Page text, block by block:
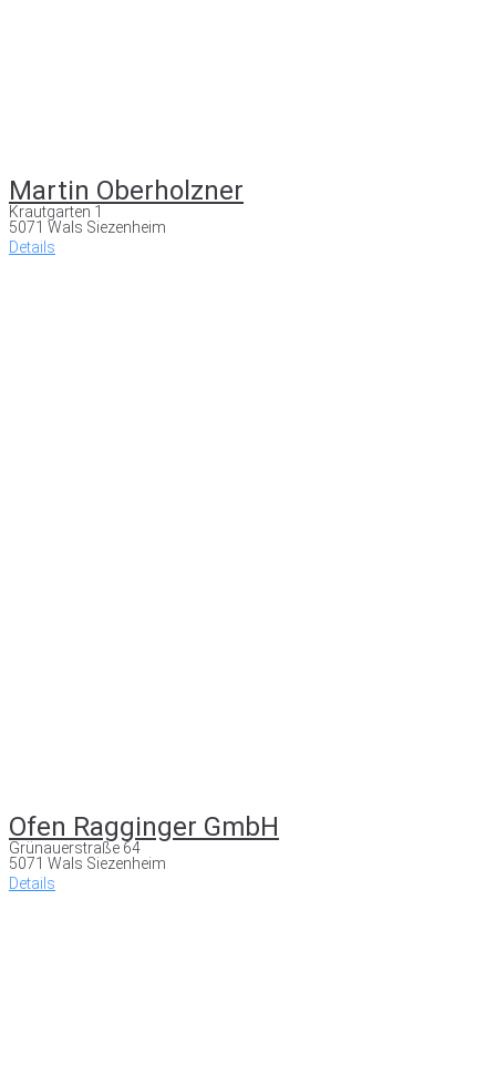
Martin Oberholzner
Krautgarten 1
5071 Wals Siezenheim
Details
Ofen Ragginger GmbH
Grünauerstraße 64
5071 Wals Siezenheim
Details